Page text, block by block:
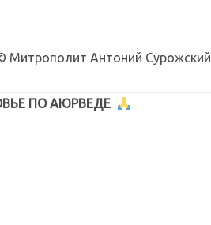
Митрополит Антоний Сурожский
ПО АЮРВЕДЕ